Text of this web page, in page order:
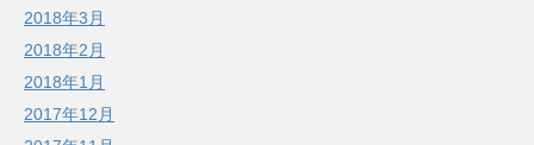
2018年3月
2018年2月
2018年1月
2017年12月